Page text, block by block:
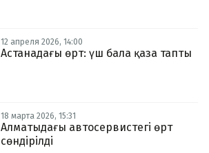
12 апреля 2026, 14:00
Астанадағы өрт: үш бала қаза тапты
18 марта 2026, 15:31
Алматыдағы автосервистегі өрт
сөндірілді